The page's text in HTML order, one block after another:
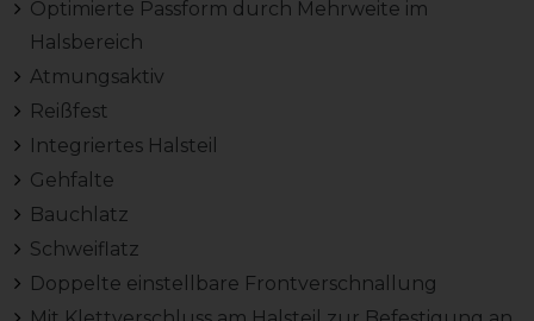
Optimierte Passform durch Mehrweite im
Halsbereich
Atmungsaktiv
Reißfest
Integriertes Halsteil
Gehfalte
Bauchlatz
Schweiflatz
Doppelte einstellbare Frontverschnallung